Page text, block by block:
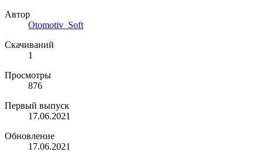
Автор
Otomotiv_Soft
Скачиваний
1
Просмотры
876
Первый выпуск
17.06.2021
Обновление
17.06.2021